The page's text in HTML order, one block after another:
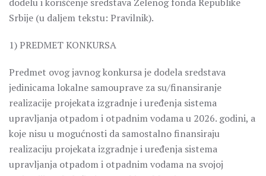
Srbije (u daljem tekstu: Pravilnik).
1) PREDMET KONKURSA
Predmet ovog javnog konkursa je dodela sredstava
jedinicama lokalne samouprave za su/finansiranje
realizacije projekata izgradnje i uređenja sistema
upravljanja otpadom i otpadnim vodama u 2026. godini, a
koje nisu u mogućnosti da samostalno finansiraju
realizaciju projekata izgradnje i uređenja sistema
upravljanja otpadom i otpadnim vodama na svojoj